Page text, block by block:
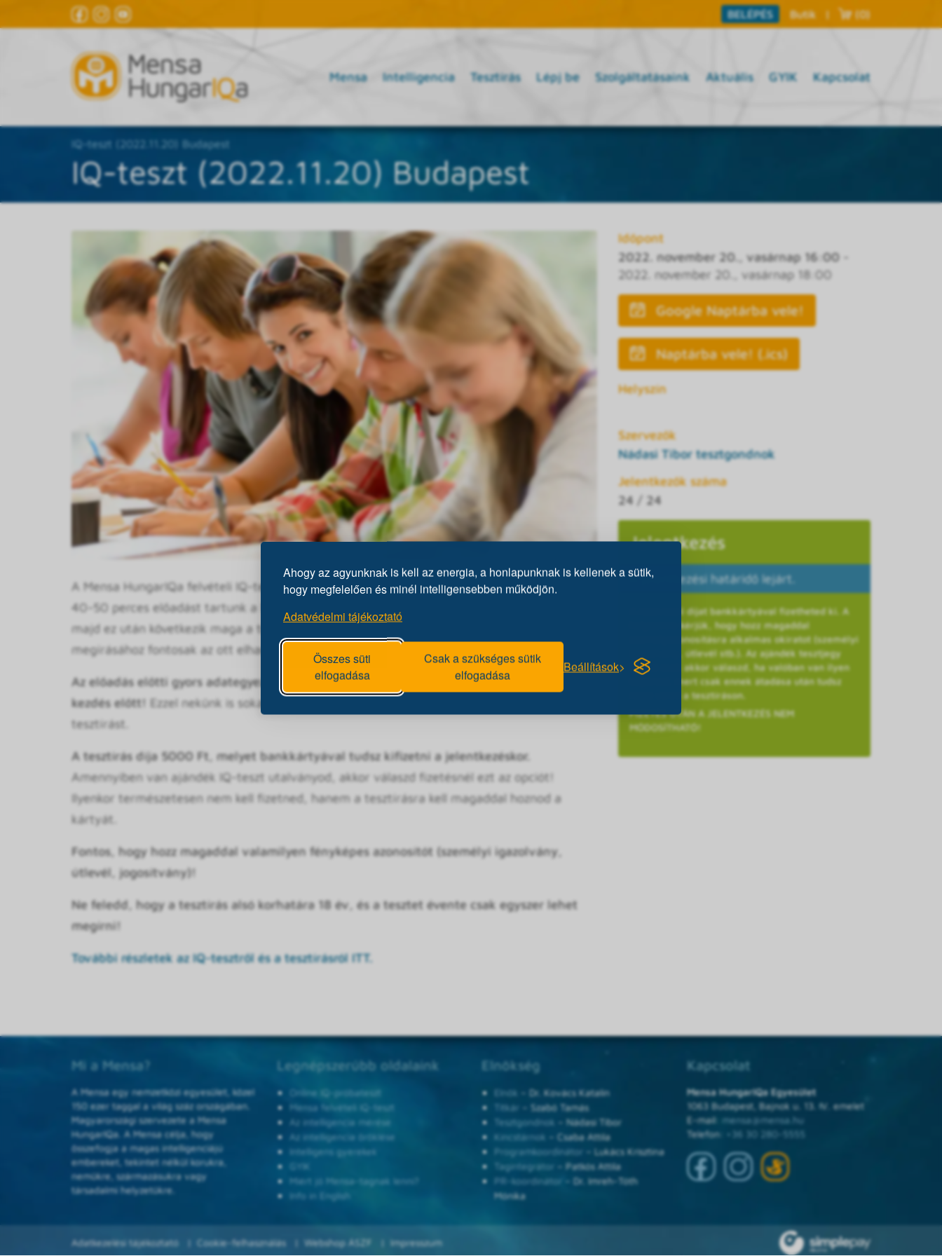
Ahogy az agyunknak is kell az energia, a honlapunknak is kellenek a sütik,
hogy megfelelően és minél intelligensebben működjön.
Adatvédelmi tájékoztató
Összes süti
elfogadása
Csak a szükséges sütik
elfogadása
Beállítások
BELÉPÉS Butik | (0)
Mensa Intelligencia Tesztírás Lépj be Szolgáltatásaink Aktuális GYIK Kapcsolat
IQ-teszt (2022.11.20) Budapest
IQ-teszt (2022.11.20) Budapest
A Mensa HungarIQa felvételi IQ-tesztje körülbelül két órás program. Tesztírás előtt egy kb.
40-50 perces előadást tartunk a Mensáról, az intelligenciáról és a kitöltendő IQ-tesztről,
majd ez után következik maga a tesztírás. (Az előadáson is részt kell venned, mert a teszt
megírásához fontosak az ott elhangzó információk).
Az előadás előtti gyors adategyeztetés és regisztráció miatt kérjük érkezz meg 15 perccel a
kezdés előtt! Ezzel nekünk is sokat segítesz, mert így majd időben tudjuk kezdeni a
tesztírást.
A tesztírás díja 5000 Ft, melyet bankkártyával tudsz kifizetni a jelentkezéskor.
Amennyiben van ajándék IQ-teszt utalványod, akkor válaszd fizetésnél ezt az opciót!
Ilyenkor természetesen nem kell fizetned, hanem a tesztírásra kell magaddal hoznod a
kártyát.
Fontos, hogy hozz magaddal valamilyen fényképes azonosítót (személyi igazolvány,
útlevél, jogosítvány)!
Ne feledd, hogy a tesztírás alsó korhatára 18 év, és a tesztet évente csak egyszer lehet
megírni!
További részletek az IQ-tesztről és a tesztírásról ITT.
Időpont
2022. november 20., vasárnap 16:00
2022. november 20., vasárnap 18:00
Google Naptárba vele!
Naptárba vele! (.ics)
Helyszín
Szervezők
Nádasi Tibor tesztgondnok
Jelentkezők száma
24 / 24
Jelentkezés
A jelentkezési határidő lejárt.
A részvételi díjat bankkártyával fizetheted ki. A
helyszínre kérjük, hogy hozz magaddal
személyazonosításra alkalmas okiratot (személyi
igazolvány, útlevél stb.). Az ajándék tesztjegy
opciót csak akkor válaszd, ha valóban van ilyen
kuponod, mert csak ennek átadása után tudsz
részt venni a tesztíráson.
FIZETÉS UTÁN A JELENTKEZÉS NEM
MÓDOSÍTHATÓ!
Mi a Mensa?
A Mensa egy nemzetközi egyesület, közel
150 ezer taggal a világ száz országában.
Magyarországi szervezete a Mensa
HungarIQa. A Mensa célja, hogy
összefogja a magas intelligenciájú
embereket, tekintet nélkül korukra,
nemükre, származásukra vagy
társadalmi helyzetükre.
Legnépszerűbb oldalaink
Online IQ-próbateszt
Mensa felvételi IQ-teszt
Az intelligencia mérése
Az intelligencia öröklése
Intelligens gyerekek
GYIK
Miért jó Mensa-tagnak lenni?
Info in English
Elnökség
Elnök – Dr. Kovács Katalin
Titkár – Szabó Tamás
Tesztgondnok – Nádasi Tibor
Kincstárnok – Csaba Attila
Programkoordinátor – Lukács Krisztina
Tagintegrátor – Patkós Attila
PR-koordinátor – Dr. Imreh-Tóth
Mónika
Kapcsolat
Mensa HungarIQa Egyesület
1063 Budapest, Bajnok u. 13. IV. emelet
E-mail: mensa@mensa.hu
Telefon:
+36 30 280-5555
Adatkezelési tájékoztató Cookie-felhasználás Webshop ÁSZF Impresszum